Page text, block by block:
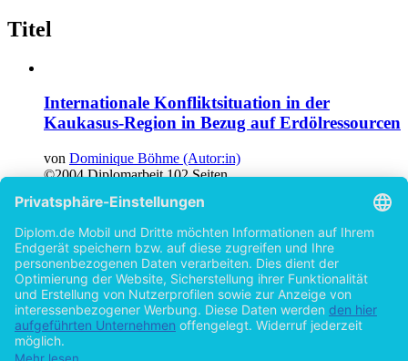
Titel
Internationale Konfliktsituation in der
Kaukasus-Region in Bezug auf Erdölressourcen
von Dominique Böhme (Autor:in)
©2004 Diplomarbeit 102 Seiten
Hilfe/FAQ
Datenschutz
AGB
Vertrag widerrufen
Zur Desktop-Version
Copyright ©Imprint in der Bedey & Thoms Media GmbH powered
byOpen Publishing
Cookie-Einstellungen